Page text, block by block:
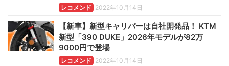
レコメンド 2022年10月14日
【新車】新型キャリパーは自社開発品！ KTM
新型「390 DUKE」2026年モデルが82万
9000円で登場
レコメンド 2022年10月14日